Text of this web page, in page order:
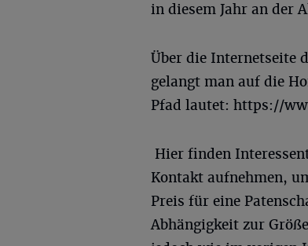
in diesem Jahr an der
Über die Internetseite
gelangt man auf die
Pfad lautet: https://
Hier finden
Kontakt aufnehmen,
Preis für eine
Abhängigkeit zur